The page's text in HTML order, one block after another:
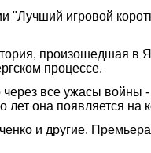
"Лучший игровой
произошедшая в
процессе.
все ужасы войны -
лет она появляется
и другие. Премьера